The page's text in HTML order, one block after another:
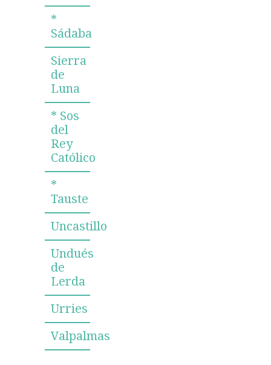
*
Sádaba
Sierra
de
Luna
* Sos
del
Rey
Católico
*
Tauste
Uncastillo
Undués
de
Lerda
Urries
Valpalmas